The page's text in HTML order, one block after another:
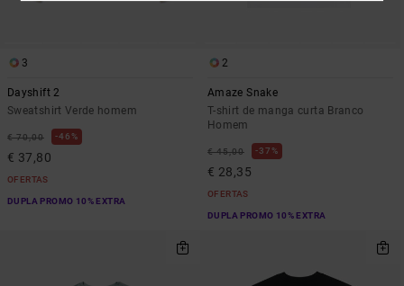
3
Dayshift 2
Sweatshirt Verde homem
€ 70,00 46%
€ 37,80
OFERTAS
DUPLA PROMO 10% EXTRA
2
Amaze Snake
T-shirt de manga curta Branco
Homem
€ 45,00 37%
€ 28,35
OFERTAS
DUPLA PROMO 10% EXTRA